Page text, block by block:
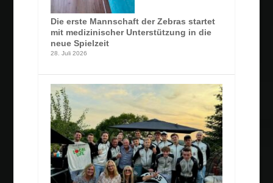
Die erste Mannschaft der Zebras startet
mit medizinischer Unterstützung in die
neue Spielzeit
28. Juli 2026